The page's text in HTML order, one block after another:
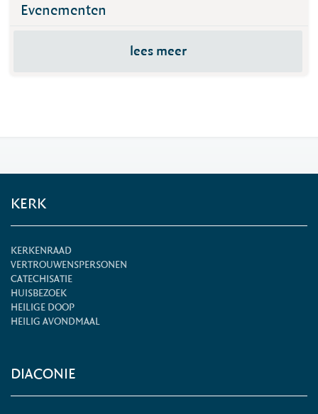
Evenementen
lees meer
KERK
KERKENRAAD
VERTROUWENSPERSONEN
CATECHISATIE
HUISBEZOEK
HEILIGE DOOP
HEILIG AVONDMAAL
DIACONIE